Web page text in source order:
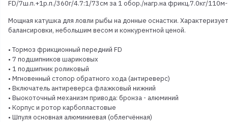
FD/7ш.п.+1р.п./360г/4.7:1/73см за 1 обор./нагр.на фрикц.7.0кг/
Мощная катушка для ловли рыбы на донные оснастки.
балансировки, небольшим весом и конкурентной ценой.
• Тормоз фрикционный передний FD
• 7 подшипников шариковых
• 1 подшипник роликовый
• Мгновенный стопор обратного хода (антиреверс)
• Включатель антиреверса флажковый нижний
• Выокоточный механизм привода: бронза - алюминий
• Корпус и ротор карбопластовые
• Шпуля основная алюминиевая (облегчённая)